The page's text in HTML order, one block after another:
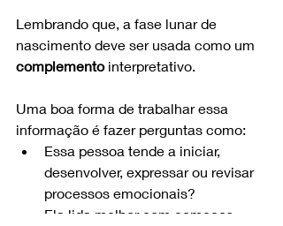
Lembrando que, a fase lunar de
nascimento deve ser usada como um
complemento interpretativo.
Uma boa forma de trabalhar essa
informação é fazer perguntas como:
Essa pessoa tende a iniciar,
desenvolver, expressar ou revisar
processos emocionais?
Ela lida melhor com começos,